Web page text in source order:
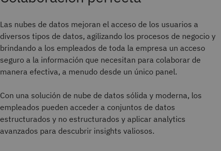
Las nubes de datos mejoran el acceso de los usuarios a
diversos tipos de datos, agilizando los procesos de negocio y
brindando a los empleados de toda la empresa un acceso
seguro a la información que necesitan para colaborar de
manera efectiva, a menudo desde un único panel.
Con una solución de nube de datos sólida y moderna, los
empleados pueden acceder a conjuntos de datos
estructurados y no estructurados y aplicar analytics
avanzados para descubrir insights valiosos.